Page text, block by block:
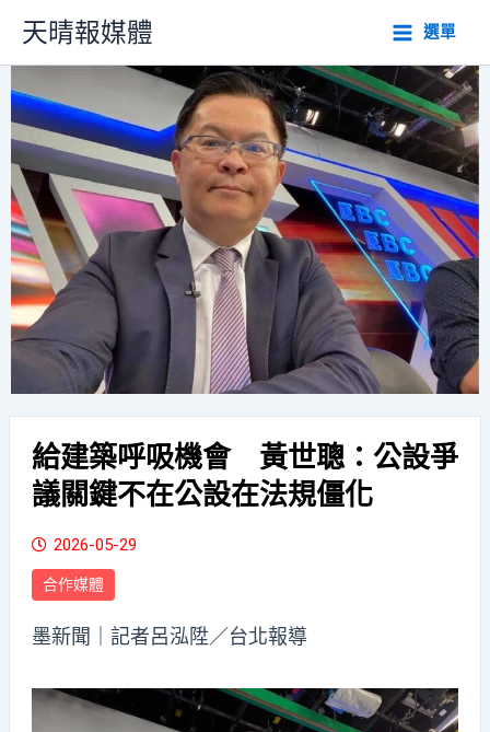
主
要
內
容
天晴報媒體 選單
給建築呼吸機會 黃世聰：公設爭
議關鍵不在公設在法規僵化
2026-05-29
合作媒體
墨新聞 ｜記者呂泓陞／台北報導